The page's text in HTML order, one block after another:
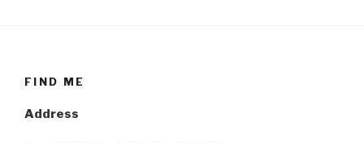
FIND ME
Address